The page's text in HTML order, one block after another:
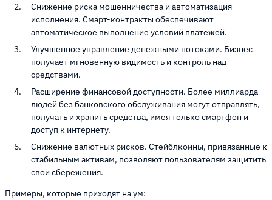
Снижение риска мошенничества и автоматизация
исполнения. Смарт-контракты обеспечивают
автоматическое выполнение условий платежей.
Улучшенное управление денежными потоками. Бизнес
получает мгновенную видимость и контроль над
средствами.
Расширение финансовой доступности. Более миллиарда
людей без банковского обслуживания могут отправлять,
получать и хранить средства, имея только смартфон и
доступ к интернету.
Снижение валютных рисков. Стейблкоины, привязанные к
стабильным активам, позволяют пользователям защитить
свои сбережения.
Примеры, которые приходят на ум: